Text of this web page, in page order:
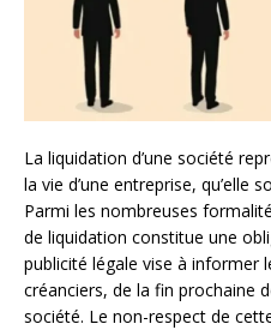
La liquidation d’une société
la vie d’une entreprise, qu’elle
Parmi les nombreuses
de liquidation constitue une
publicité légale vise à informer
créanciers, de la fin prochaine
société. Le non-respect de